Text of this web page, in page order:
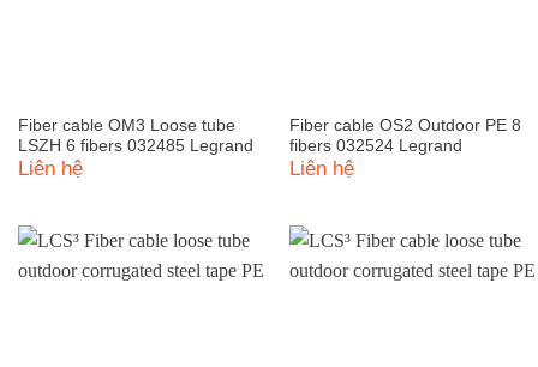
Fiber cable OM3 Loose tube
LSZH 6 fibers 032485 Legrand
Liên hệ
Fiber cable OS2 Outdoor PE 8
fibers 032524 Legrand
Liên hệ